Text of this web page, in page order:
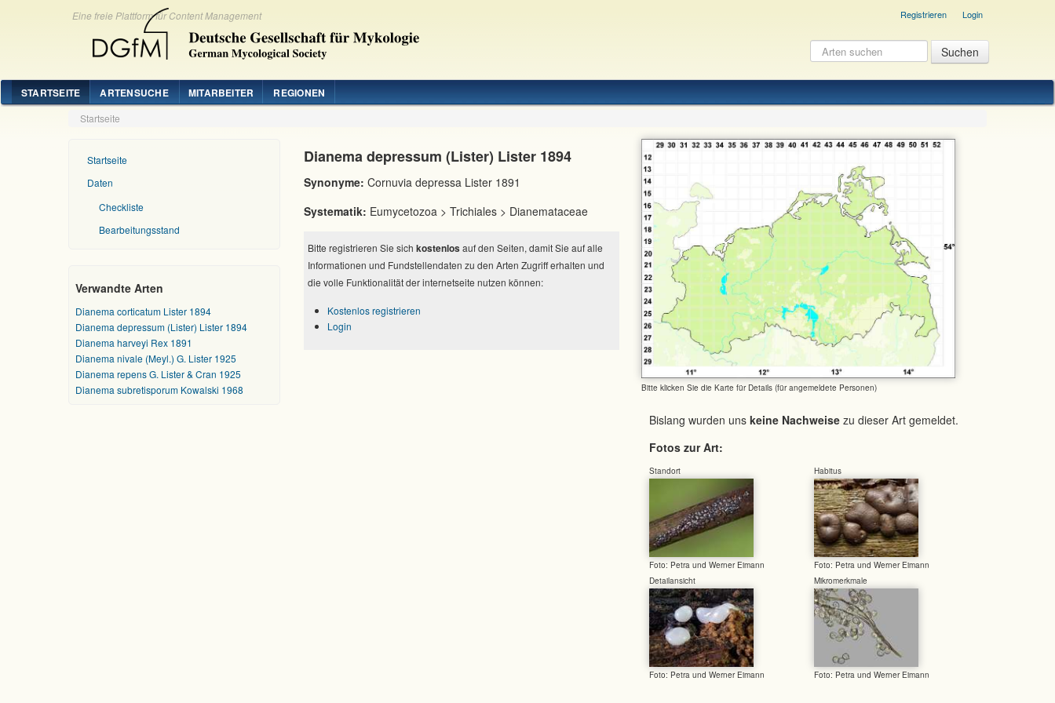
Eine freie Plattform für Content Management Registrieren Login
STARTSEITE ARTENSUCHE MITARBEITER REGIONEN
Startseite
Startseite
Daten
Checkliste
Bearbeitungsstand
Verwandte Arten
Dianema corticatum Lister 1894
Dianema depressum (Lister) Lister 1894
Dianema harveyi Rex 1891
Dianema nivale (Meyl.) G. Lister 1925
Dianema repens G. Lister & Cran 1925
Dianema subretisporum Kowalski 1968
Bitte klicken Sie die Karte für Details (für angemeldete Personen)
Bislang wurden uns keine Nachweise zu dieser Art gemeldet.
Fotos zur Art:
Standort
Foto: Petra und Werner Eimann
Habitus
Foto: Petra und Werner Eimann
Detailansicht
Foto: Petra und Werner Eimann
Mikromerkmale
Foto: Petra und Werner Eimann
Dianema depressum (Lister) Lister 1894
Synonyme: Cornuvia depressa Lister 1891
Systematik: Eumycetozoa > Trichiales > Dianemataceae
Bitte registrieren Sie sich kostenlos auf den Seiten, damit Sie auf alle
Informationen und Fundstellendaten zu den Arten Zugriff erhalten und
die volle Funktionalität der internetseite nutzen können:
Kostenlos registrieren
Login